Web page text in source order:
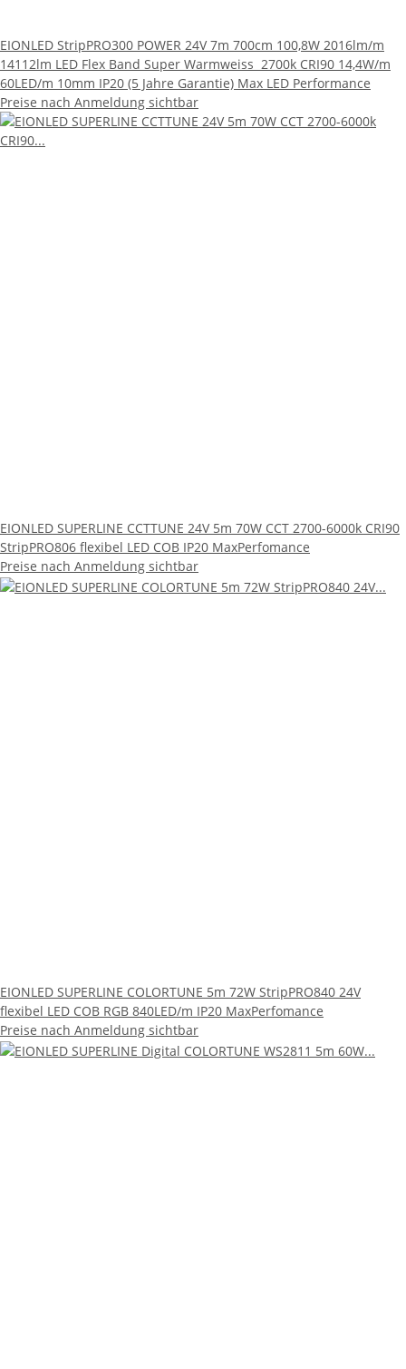
EIONLED StripPRO300 POWER 24V 7m 700cm 100,8W 2016lm/m
14112lm LED Flex Band Super Warmweiss 2700k CRI90 14,4W/m
60LED/m 10mm IP20 (5 Jahre Garantie) Max LED Performance
Preise nach Anmeldung sichtbar
EIONLED SUPERLINE CCTTUNE 24V 5m 70W CCT 2700-6000k CRI90
StripPRO806 flexibel LED COB IP20 MaxPerfomance
Preise nach Anmeldung sichtbar
EIONLED SUPERLINE COLORTUNE 5m 72W StripPRO840 24V
flexibel LED COB RGB 840LED/m IP20 MaxPerfomance
Preise nach Anmeldung sichtbar